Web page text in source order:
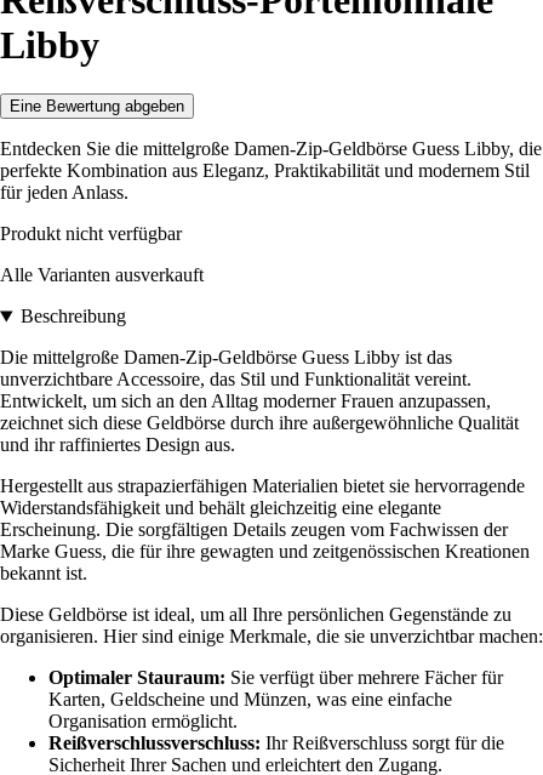
Libby
Eine Bewertung abgeben
Entdecken Sie die mittelgroße Damen-Zip-Geldbörse Guess Libby, die
perfekte Kombination aus Eleganz, Praktikabilität und modernem Stil
für jeden Anlass.
Produkt nicht verfügbar
Alle Varianten ausverkauft
Beschreibung
Die mittelgroße Damen-Zip-Geldbörse Guess Libby ist das
unverzichtbare Accessoire, das Stil und Funktionalität vereint.
Entwickelt, um sich an den Alltag moderner Frauen anzupassen,
zeichnet sich diese Geldbörse durch ihre außergewöhnliche Qualität
und ihr raffiniertes Design aus.
Hergestellt aus strapazierfähigen Materialien bietet sie hervorragende
Widerstandsfähigkeit und behält gleichzeitig eine elegante
Erscheinung. Die sorgfältigen Details zeugen vom Fachwissen der
Marke Guess, die für ihre gewagten und zeitgenössischen Kreationen
bekannt ist.
Diese Geldbörse ist ideal, um all Ihre persönlichen Gegenstände zu
organisieren. Hier sind einige Merkmale, die sie unverzichtbar machen:
Optimaler Stauraum: Sie verfügt über mehrere Fächer für
Karten, Geldscheine und Münzen, was eine einfache
Organisation ermöglicht.
Reißverschlussverschluss: Ihr Reißverschluss sorgt für die
Sicherheit Ihrer Sachen und erleichtert den Zugang.